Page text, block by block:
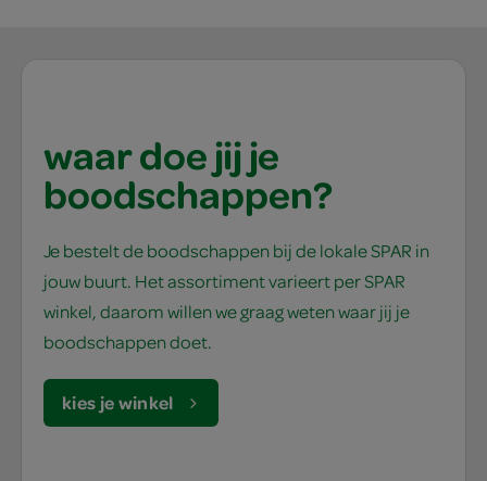
waar doe jij je
boodschappen?
Je bestelt de boodschappen bij de lokale SPAR in
jouw buurt. Het assortiment varieert per SPAR
winkel, daarom willen we graag weten waar jij je
boodschappen doet.
kies je winkel